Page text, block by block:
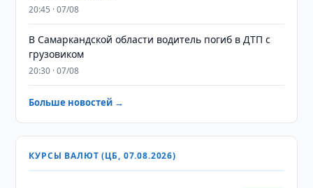
20:45 · 07/08
В Самаркандской области водитель погиб в ДТП с
грузовиком
20:30 · 07/08
Больше новостей →
КУРСЫ ВАЛЮТ (ЦБ, 07.08.2026)